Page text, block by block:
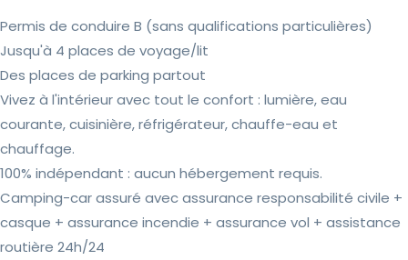
Permis de conduire B (sans qualifications particulières)
Jusqu'à 4 places de voyage/lit
Des places de parking partout
Vivez à l'intérieur avec tout le confort : lumière, eau
courante, cuisinière, réfrigérateur, chauffe-eau et
chauffage.
100% indépendant : aucun hébergement requis.
Camping-car assuré avec assurance responsabilité civile +
casque + assurance incendie + assurance vol + assistance
routière 24h/24